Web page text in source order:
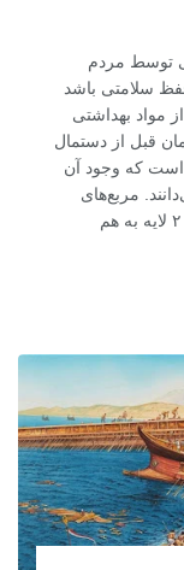
توسط مردم
سلامتی باشد
مواد بهداشتی
قبل از دستمال
است که وجود آن
مربع‌های
نرم و سوراخ‌دار که در طومار بلندی از کاغذ ۲ لایه به هم